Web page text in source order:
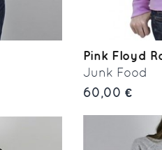
Pink Floyd
Junk Food
60,00 €